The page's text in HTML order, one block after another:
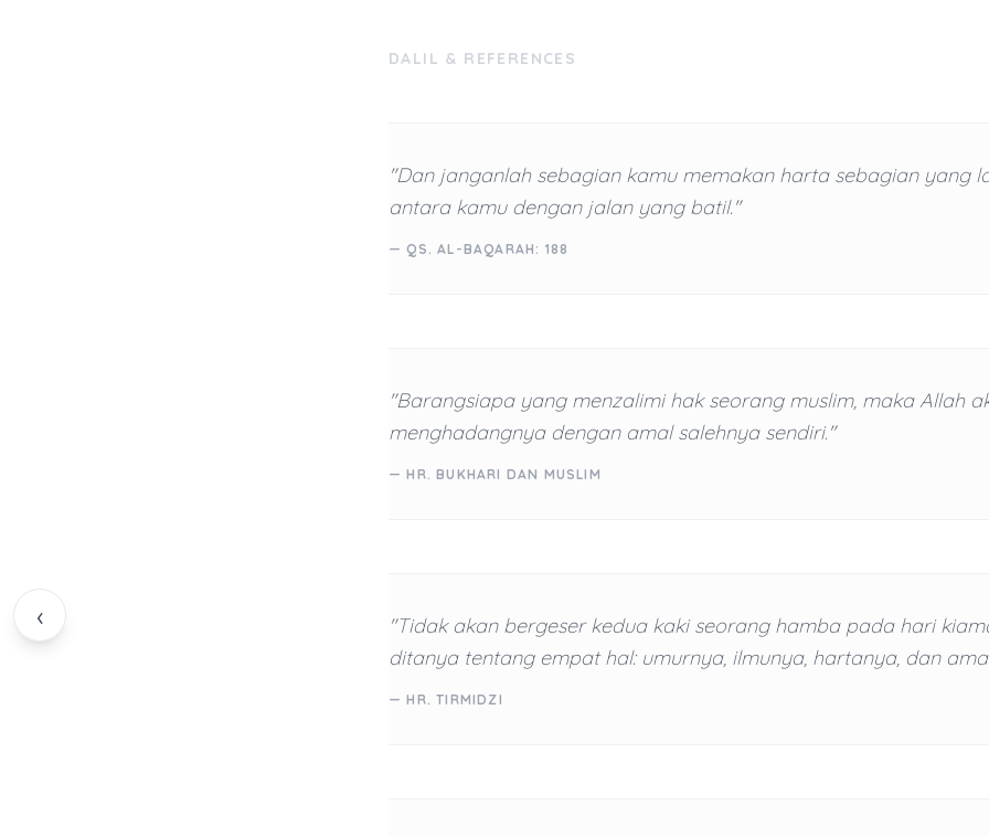
‹
DALIL & REFERENCES
"Dan janganlah sebagian kamu memakan harta sebagian yang
antara kamu dengan jalan yang batil."
— QS. AL-BAQARAH: 188
"Barangsiapa yang menzalimi hak seorang muslim, maka Allah
menghadangnya dengan amal salehnya sendiri."
— HR. BUKHARI DAN MUSLIM
"Tidak akan bergeser kedua kaki seorang hamba pada hari
ditanya tentang empat hal: umurnya, ilmunya, hartanya, dan
— HR. TIRMIDZI